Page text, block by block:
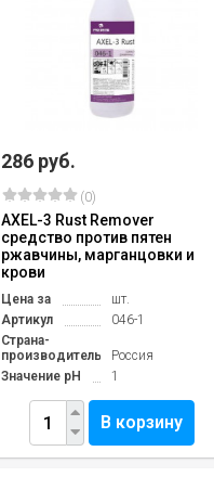
286 руб.
(0)
AXEL-3 Rust Remover
средство против пятен
ржавчины, марганцовки и
крови
Цена за
шт.
Артикул
046-1
Страна-
производитель
Россия
Значение pH
1
В корзину